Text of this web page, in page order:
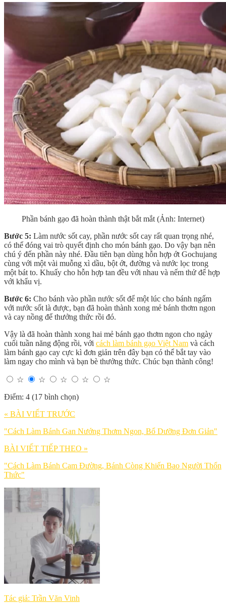
Phần bánh gạo đã hoàn thành thật bắt mắt (Ảnh: Internet)
Bước 5: Làm nước sốt cay, phần nước sốt cay rất quan trọng nhé,
có thể đóng vai trò quyết định cho món bánh gạo. Do vậy bạn nên
chú ý đến phần này nhé. Đầu tiên bạn dùng hỗn hợp ớt Gochujang
cùng với một vài muỗng xì dầu, bột ớt, đường và nước lọc trong
một bát to. Khuấy cho hỗn hợp tan đều với nhau và nếm thử để hợp
với khẩu vị.
Bước 6: Cho bánh vào phần nước sốt để một lúc cho bánh ngấm
với nước sốt là được, bạn đã hoàn thành xong mẻ bánh thơm ngon
và cay nồng để thưởng thức rồi đó.
Vậy là đã hoàn thành xong hai mẻ bánh gạo thơm ngon cho ngày
cuối tuần năng động rồi, với cách làm bánh gạo Việt Nam và cách
làm bánh gạo cay cực kì đơn giản trên đây bạn có thể bắt tay vào
làm ngay cho mình và bạn bè thưởng thức. Chúc bạn thành công!
☆ ☆ ☆ ☆
☆
Điểm: 4 (17 bình chọn)
« BÀI VIẾT TRƯỚC
"Cách Làm Bánh Gan Nướng Thơm Ngon, Bổ Dưỡng Đơn Giản"
BÀI VIẾT TIẾP THEO »
"Cách Làm Bánh Cam Đường, Bánh Còng Khiến Bao Người Thổn
Thức"
Tác giả: Trần Văn Vinh